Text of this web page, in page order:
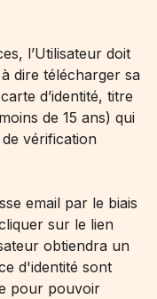
l’Utilisateur doit
dire télécharger sa
d’identité, titre
de 15 ans) qui
vérification
email par le biais
sur le lien
obtiendra un
d'identité sont
pour pouvoir